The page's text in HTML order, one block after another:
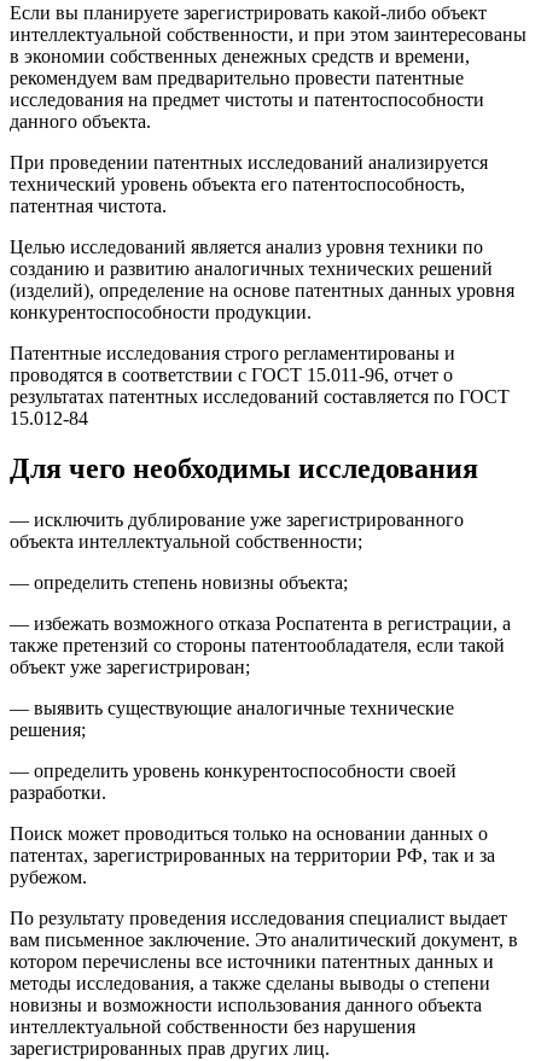
Если вы планируете зарегистрировать какой-либо объект
интеллектуальной собственности, и при этом заинтересованы
в экономии собственных денежных средств и времени,
рекомендуем вам предварительно провести патентные
исследования на предмет чистоты и патентоспособности
данного объекта.
При проведении патентных исследований анализируется
технический уровень объекта его патентоспособность,
патентная чистота.
Целью исследований является анализ уровня техники по
созданию и развитию аналогичных технических решений
(изделий), определение на основе патентных данных уровня
конкурентоспособности продукции.
Патентные исследования строго регламентированы и
проводятся в соответствии с ГОСТ 15.011-96, отчет о
результатах патентных исследований составляется по ГОСТ
15.012-84
Для чего необходимы исследования
— исключить дублирование уже зарегистрированного
объекта интеллектуальной собственности;
— определить степень новизны объекта;
— избежать возможного отказа Роспатента в регистрации, а
также претензий со стороны патентообладателя, если такой
объект уже зарегистрирован;
— выявить существующие аналогичные технические
решения;
— определить уровень конкурентоспособности своей
разработки.
Поиск может проводиться только на основании данных о
патентах, зарегистрированных на территории РФ, так и за
рубежом.
По результату проведения исследования специалист выдает
вам письменное заключение. Это аналитический документ, в
котором перечислены все источники патентных данных и
методы исследования, а также сделаны выводы о степени
новизны и возможности использования данного объекта
интеллектуальной собственности без нарушения
зарегистрированных прав других лиц.